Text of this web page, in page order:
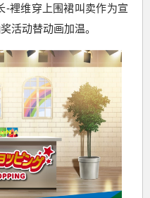
-裡维穿上围裙叫卖作为宣
活动替动画加温。